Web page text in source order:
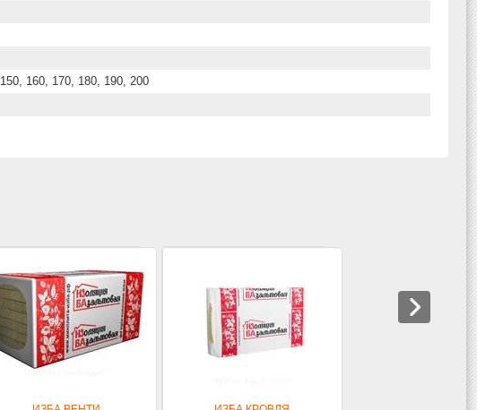
160, 170, 180, 190, 200